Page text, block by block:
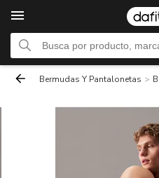
Bermudas Y Pantalonetas >